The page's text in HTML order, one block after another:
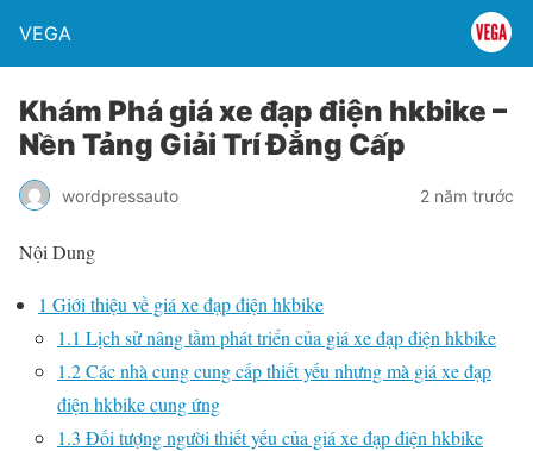
VEGA
Khám Phá giá xe đạp điện hkbike –
Nền Tảng Giải Trí Đẳng Cấp
wordpressauto 2 năm trước
Nội Dung
1 Giới thiệu về giá xe đạp điện hkbike
1.1 Lịch sử nâng tầm phát triển của giá xe đạp điện hkbike
1.2Các nhà cung cung cấp thiết yếu nhưng mà giá xe đạp
điện hkbike cung ứng
1.3 Đối tượng người thiết yếu của giá xe đạp điện hkbike